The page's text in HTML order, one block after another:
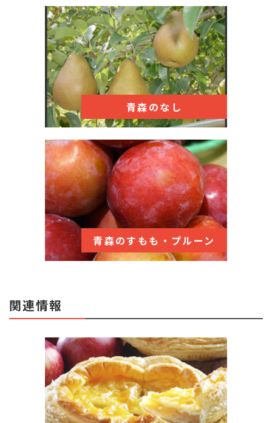
青森のなし
青森のすもも・プルーン
関連情報